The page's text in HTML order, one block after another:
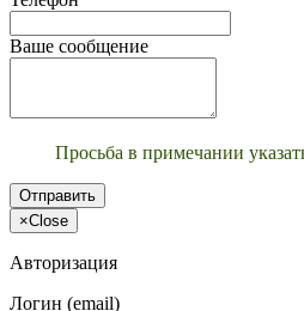
Ваше сообщение
Просьба в примечании
Отправить
×Close
Авторизация
Логин (email)